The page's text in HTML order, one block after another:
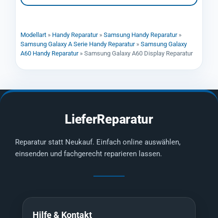
Modellart » Handy Reparatur» Samsung Handy Reparatur»
Samsung Galaxy A Serie Handy Reparatur» Samsung Galaxy
A60 Handy Reparatur» Samsung Galaxy A60 Display Reparatur
LieferReparatur
Reparatur statt Neukauf. Einfach online auswählen,
einsenden und fachgerecht reparieren lassen.
Hilfe & Kontakt